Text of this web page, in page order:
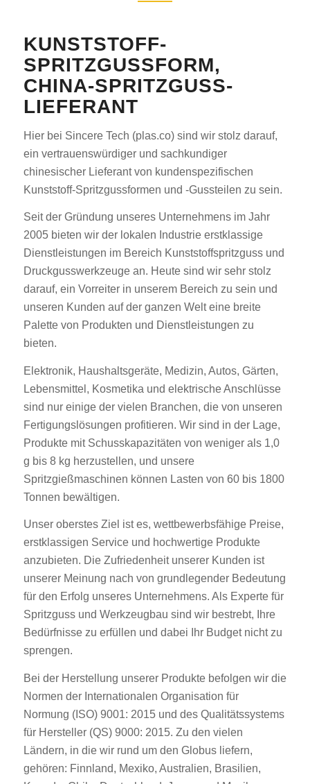
KUNSTSTOFF-
SPRITZGUSSFORM,
CHINA-SPRITZGUSS-
LIEFERANT
Hier bei Sincere Tech (plas.co) sind wir stolz darauf,
ein vertrauenswürdiger und sachkundiger
chinesischer Lieferant von kundenspezifischen
Kunststoff-Spritzgussformen und -Gussteilen zu sein.
Seit der Gründung unseres Unternehmens im Jahr
2005 bieten wir der lokalen Industrie erstklassige
Dienstleistungen im Bereich Kunststoffspritzguss und
Druckgusswerkzeuge an. Heute sind wir sehr stolz
darauf, ein Vorreiter in unserem Bereich zu sein und
unseren Kunden auf der ganzen Welt eine breite
Palette von Produkten und Dienstleistungen zu
bieten.
Elektronik, Haushaltsgeräte, Medizin, Autos, Gärten,
Lebensmittel, Kosmetika und elektrische Anschlüsse
sind nur einige der vielen Branchen, die von unseren
Fertigungslösungen profitieren. Wir sind in der Lage,
Produkte mit Schusskapazitäten von weniger als 1,0
g bis 8 kg herzustellen, und unsere
Spritzgießmaschinen können Lasten von 60 bis 1800
Tonnen bewältigen.
Unser oberstes Ziel ist es, wettbewerbsfähige Preise,
erstklassigen Service und hochwertige Produkte
anzubieten. Die Zufriedenheit unserer Kunden ist
unserer Meinung nach von grundlegender Bedeutung
für den Erfolg unseres Unternehmens. Als Experte für
Spritzguss und Werkzeugbau sind wir bestrebt, Ihre
Bedürfnisse zu erfüllen und dabei Ihr Budget nicht zu
sprengen.
Bei der Herstellung unserer Produkte befolgen wir die
Normen der Internationalen Organisation für
Normung (ISO) 9001: 2015 und des Qualitätssystems
für Hersteller (QS) 9000: 2015. Zu den vielen
Ländern, in die wir rund um den Globus liefern,
gehören: Finnland, Mexiko, Australien, Brasilien,